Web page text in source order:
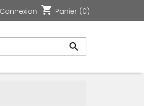
Connexion shopping_cart Panier (0)
